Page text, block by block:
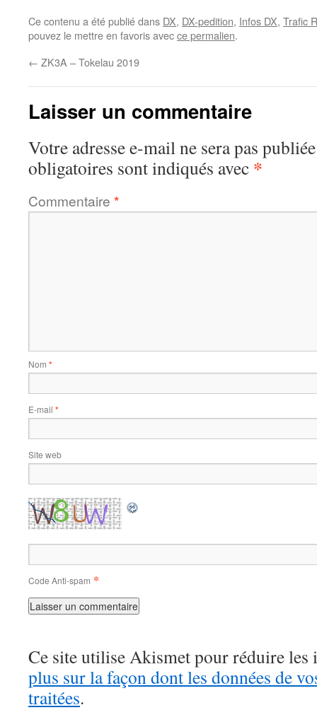
Ce contenu a été publié dans DX, DX-pedition, Infos DX, Trafic
pouvez le mettre en favoris avecce permalien.
← ZK3A – Tokelau 2019
Laisser un commentaire
Votre adresse e-mail ne sera pas
obligatoires sont indiqués avec *
Commentaire *
Nom *
E-mail *
Site web
Code Anti-spam *
Ce site utilise Akismet pour réduire les
plus sur la façon dont les données de
traitées.